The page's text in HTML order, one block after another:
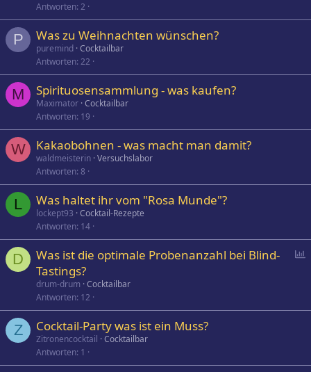
Antworten 2
P Was zu Weihnachten wünschen?
puremind Cocktailbar
Antworten 22
M Spirituosensammlung - was kaufen?
Maximator Cocktailbar
Antworten 19
W Kakaobohnen - was macht man damit?
waldmeisterin Versuchslabor
Antworten 8
L Was haltet ihr vom "Rosa Munde"?
lockept93 Cocktail-Rezepte
Antworten 14
D
Was ist die optimale Probenanzahl bei Blind-
Tastings?
drum-drum Cocktailbar
Antworten 12
Z Cocktail-Party was ist ein Muss?
Zitronencocktail Cocktailbar
Antworten 1